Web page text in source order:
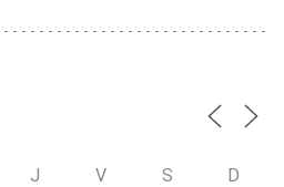
J V S D